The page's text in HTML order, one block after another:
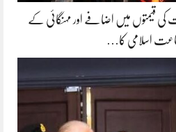
کی قیمتوں میں اضافے اور مہنگائی کے
اسلامی کا…